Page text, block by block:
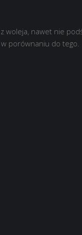
woleja, nawet nie
porównaniu do tego.